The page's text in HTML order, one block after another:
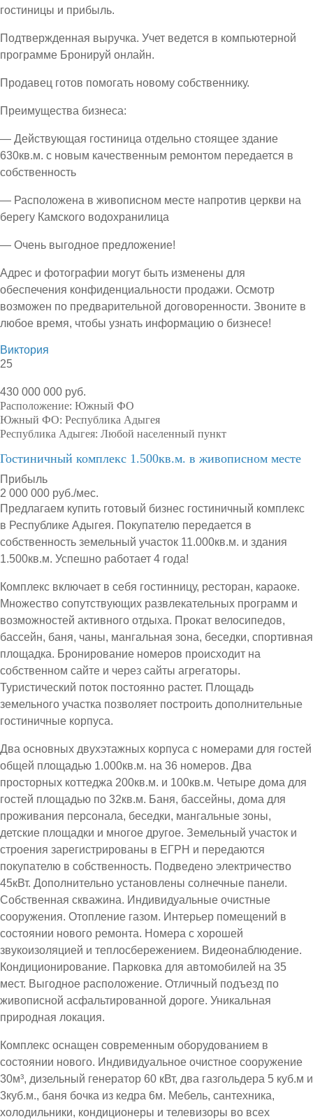
гостиницы и прибыль.
Подтвержденная выручка. Учет ведется в компьютерной
программе Бронируй онлайн.
Продавец готов помогать новому собственнику.
Преимущества бизнеса:
— Действующая гостиница отдельно стоящее здание
630кв.м. с новым качественным ремонтом передается в
собственность
— Расположена в живописном месте напротив церкви на
берегу Камского водохранилица
— Очень выгодное предложение!
Адрес и фотографии могут быть изменены для
обеспечения конфиденциальности продажи. Осмотр
возможен по предварительной договоренности. Звоните в
любое время, чтобы узнать информацию о бизнесе!
Виктория
25
430 000 000 руб.
Расположение: Южный ФО
Южный ФО: Республика Адыгея
Республика Адыгея: Любой населенный пункт
Гостиничный комплекс 1.500кв.м. в живописном месте
Прибыль
2 000 000 руб./мес.
Предлагаем купить готовый бизнес гостиничный комплекс
в Республике Адыгея. Покупателю передается в
собственность земельный участок 11.000кв.м. и здания
1.500кв.м. Успешно работает 4 года!
Комплекс включает в себя гостинницу, ресторан, караоке.
Множество сопутствующих развлекательных программ и
возможностей активного отдыха. Прокат велосипедов,
бассейн, баня, чаны, мангальная зона, беседки, спортивная
площадка. Бронирование номеров происходит на
собственном сайте и через сайты агрегаторы.
Туристический поток постоянно растет. Площадь
земельного участка позволяет построить дополнительные
гостиничные корпуса.
Два основных двухэтажных корпуса с номерами для гостей
общей площадью 1.000кв.м. на 36 номеров. Два
просторных коттеджа 200кв.м. и 100кв.м. Четыре дома для
гостей площадью по 32кв.м. Баня, бассейны, дома для
проживания персонала, беседки, мангальные зоны,
детские площадки и многое другое. Земельный участок и
строения зарегистрированы в ЕГРН и передаются
покупателю в собственность. Подведено электричество
45кВт. Дополнительно установлены солнечные панели.
Собственная скважина. Индивидуальные очистные
сооружения. Отопление газом. Интерьер помещений в
состоянии нового ремонта. Номера с хорошей
звукоизоляцией и теплосбережением. Видеонаблюдение.
Кондиционирование. Парковка для автомобилей на 35
мест. Выгодное расположение. Отличный подъезд по
живописной асфальтированной дороге. Уникальная
природная локация.
Комплекс оснащен современным оборудованием в
состоянии нового. Индивидуальное очистное сооружение
30м³, дизельный генератор 60 кВт, два газгольдера 5 куб.м и
3куб.м., баня бочка из кедра 6м. Мебель, сантехника,
холодильники, кондиционеры и телевизоры во всех